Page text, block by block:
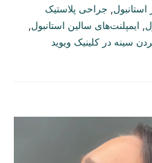
استانبول
جراحی پلاستیک
ایمپلنت‌های سالین استانبول
سینه در کلینیک ویوید